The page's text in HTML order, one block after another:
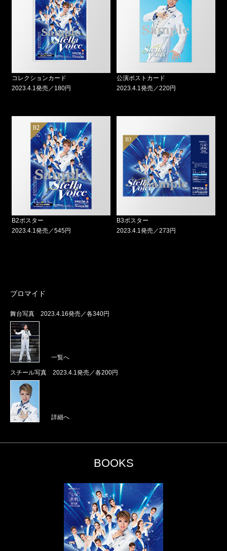
コレクションカード
2023.4.1発売／180円
公演ポストカード
2023.4.1発売／220円
B2ポスター
2023.4.1発売／545円
B3ポスター
2023.4.1発売／273円
ブロマイド
舞台写真 2023.4.16発売／各340円
一覧へ
スチール写真 2023.4.1発売／各200円
詳細へ
BOOKS